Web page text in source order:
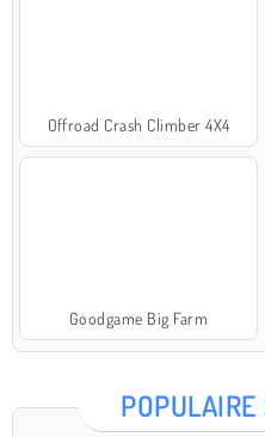
Offroad Crash Climber 4X4
Goodgame Big Farm